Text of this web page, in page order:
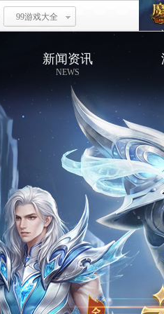
99游戏大全
新闻资讯
NEWS